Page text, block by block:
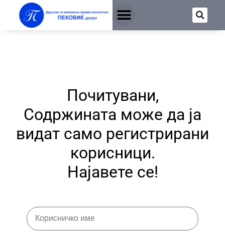
Почитувани,
Содржината може да ја
видат само регистрирани
корисници.
Најавете се!